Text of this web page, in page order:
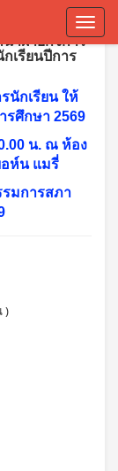
าฝ่ายกิจการ
เรียนปีการ
นักเรียน ให้
ศึกษา 2569
น. ณ ห้อง
อห์น แมรี่
มการสภา
)